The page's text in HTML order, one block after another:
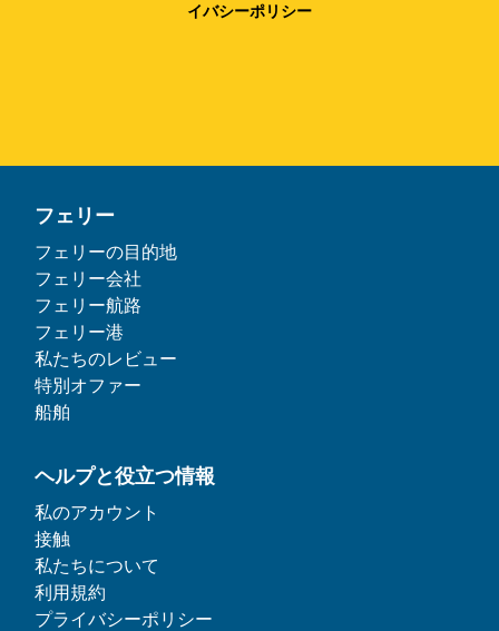
イバシーポリシー
フェリー
フェリーの目的地
フェリー会社
フェリー航路
フェリー港
私たちのレビュー
特別オファー
船舶
ヘルプと役立つ情報
私のアカウント
接触
私たちについて
利用規約
プライバシーポリシー